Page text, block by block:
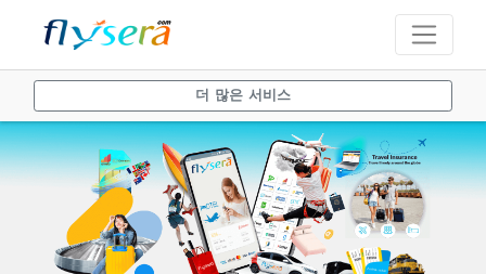
더 많은 서비스